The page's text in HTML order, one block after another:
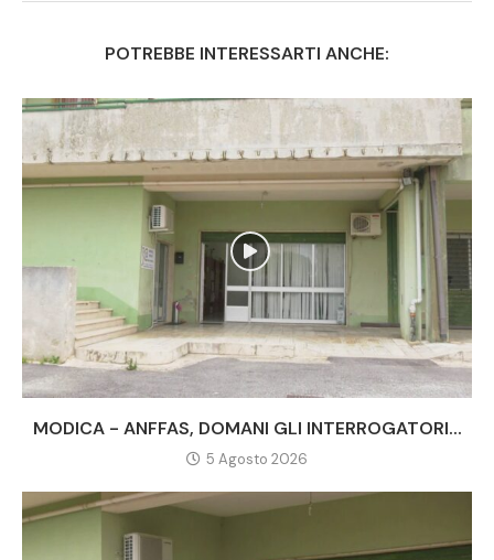
POTREBBE INTERESSARTI ANCHE:
MODICA - ANFFAS, DOMANI GLI INTERROGATORI...
5 Agosto 2026